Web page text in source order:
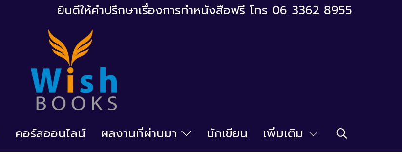
ยินดีให้คำปรึกษาเรื่องการทำหนังสือฟรี โทร 06 3362 8955
คอร์สออนไลน์ ผลงานที่ผ่านมา นักเขียน เพิ่มเติม